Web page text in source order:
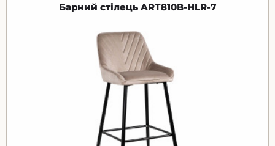
Барний стілець ART810В-HLR-7